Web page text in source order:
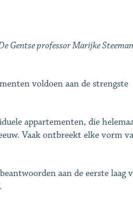
Gentse professor Marijke
voldoen aan de strengste
appartementen, die
Vaak ontbreekt elke vorm
aan de eerste laag